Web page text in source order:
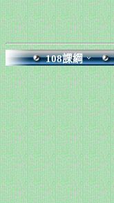
108課綱